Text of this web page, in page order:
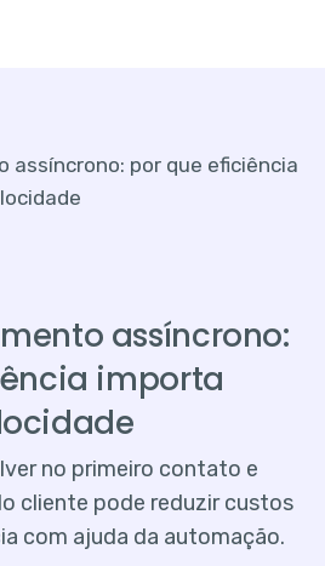
assíncrono:
importa
no primeiro contato e
cliente pode reduzir custos
com ajuda da automação.